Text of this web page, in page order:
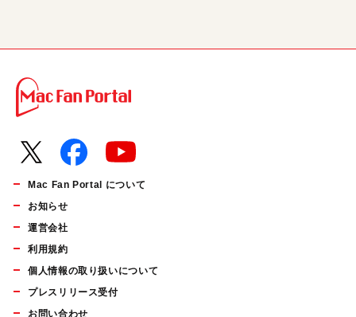
Mac Fan Portal について
お知らせ
運営会社
利用規約
個人情報の取り扱いについて
プレスリリース受付
お問い合わせ